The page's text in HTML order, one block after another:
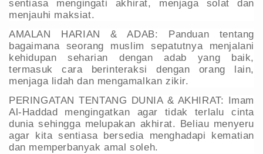
sentiasa mengingati akhirat, menjaga solat dan
menjauhi maksiat.
AMALAN HARIAN & ADAB: Panduan tentang
bagaimana seorang muslim sepatutnya menjalani
kehidupan seharian dengan adab yang baik,
termasuk cara berinteraksi dengan orang lain,
menjaga lidah dan mengamalkan zikir.
PERINGATAN TENTANG DUNIA & AKHIRAT: Imam
Al-Haddad mengingatkan agar tidak terlalu cinta
dunia sehingga melupakan akhirat. Beliau menyeru
agar kita sentiasa bersedia menghadapi kematian
dan memperbanyak amal soleh.